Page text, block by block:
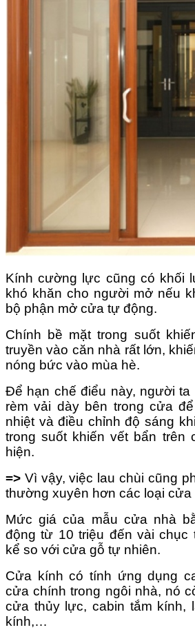
Kính cường lực cũng có khối
khó khăn cho người mở nếu
bộ phận mở cửa tự động.
Chính bề mặt trong suốt
truyền vào căn nhà rất lớn,
nóng bức vào mùa hè.
Để hạn chế điểu này, người ta
rèm vải dày bên trong cửa
nhiệt và điều chỉnh độ sáng
trong suốt khiến vết bẩn trên
hiện.
=> Vì vậy, việc lau chùi cũng
thường xuyên hơn các loại cửa
Mức giá của mẫu cửa nhà
động từ 10 triệu đến vài chục
kể so với cửa gỗ tự nhiên.
Cửa kính có tính ứng dụng
cửa chính trong ngôi nhà, nó
cửa thủy lực, cabin tắm kính,
kính,…